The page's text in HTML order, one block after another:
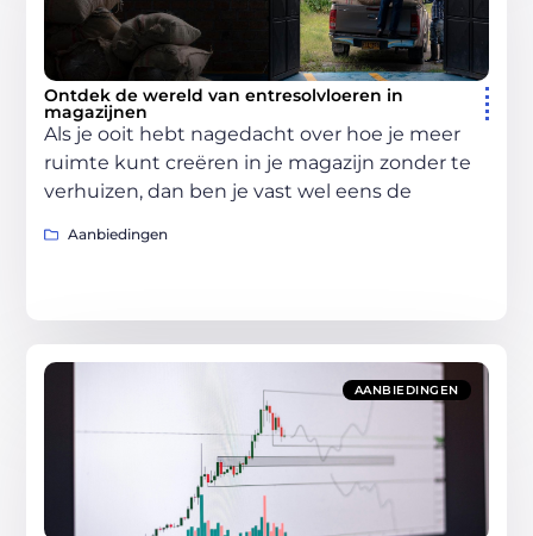
Ontdek de wereld van entresolvloeren in
magazijnen
Als je ooit hebt nagedacht over hoe je meer
ruimte kunt creëren in je magazijn zonder te
verhuizen, dan ben je vast wel eens de
Aanbiedingen
AANBIEDINGEN